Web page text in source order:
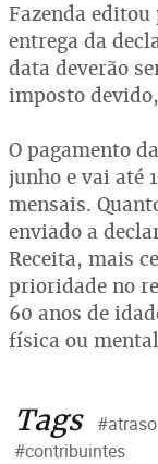
Fazenda
entrega da
data deverão
imposto
O pagamento
junho e vai até
mensais.
enviado a
Receita, mais
prioridade no
60 anos de
física ou
Tags #atraso
#contribuintes